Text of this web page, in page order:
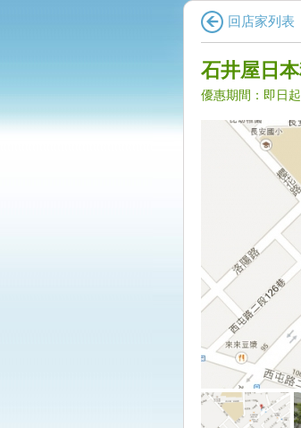
回店家列表
石井屋日
優惠期間：即日